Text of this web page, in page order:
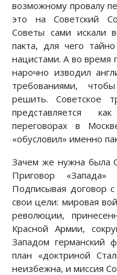
возможному провалу
это на Советский
Советы сами искали
пакта, для чего
нацистами. А во время
нарочно изводил
требованиями,
решить. Советское
представляется
переговорах в
«обусловил» именно
Зачем же нужна была
Приговор
Подписывая договор
свои цели: мировая
революции,
Красной Армии,
Западом германский
план «доктриной
неизбежна, и миссия